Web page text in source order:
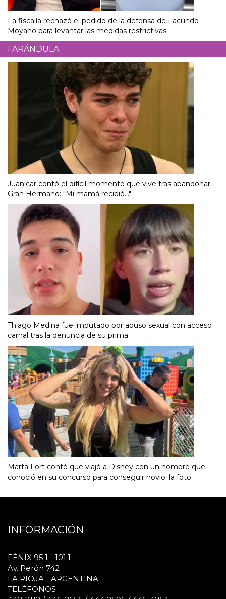
La fiscalía rechazó el pedido de la defensa de Facundo
Moyano para levantar las medidas restrictivas
FARÁNDULA
Juanicar contó el difícil momento que vive tras abandonar
Gran Hermano: "Mi mamá recibió..."
Thiago Medina fue imputado por abuso sexual con acceso
carnal tras la denuncia de su prima
Marta Fort contó que viajó a Disney con un hombre que
conoció en su concurso para conseguir novio: la foto
INFORMACIÓN
FÉNIX 95.1 - 101.1
Av. Perón 742
LA RIOJA - ARGENTINA
TELÉFONOS